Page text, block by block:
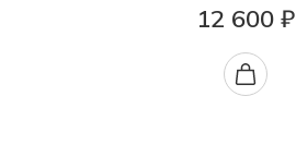
12 600 ₽